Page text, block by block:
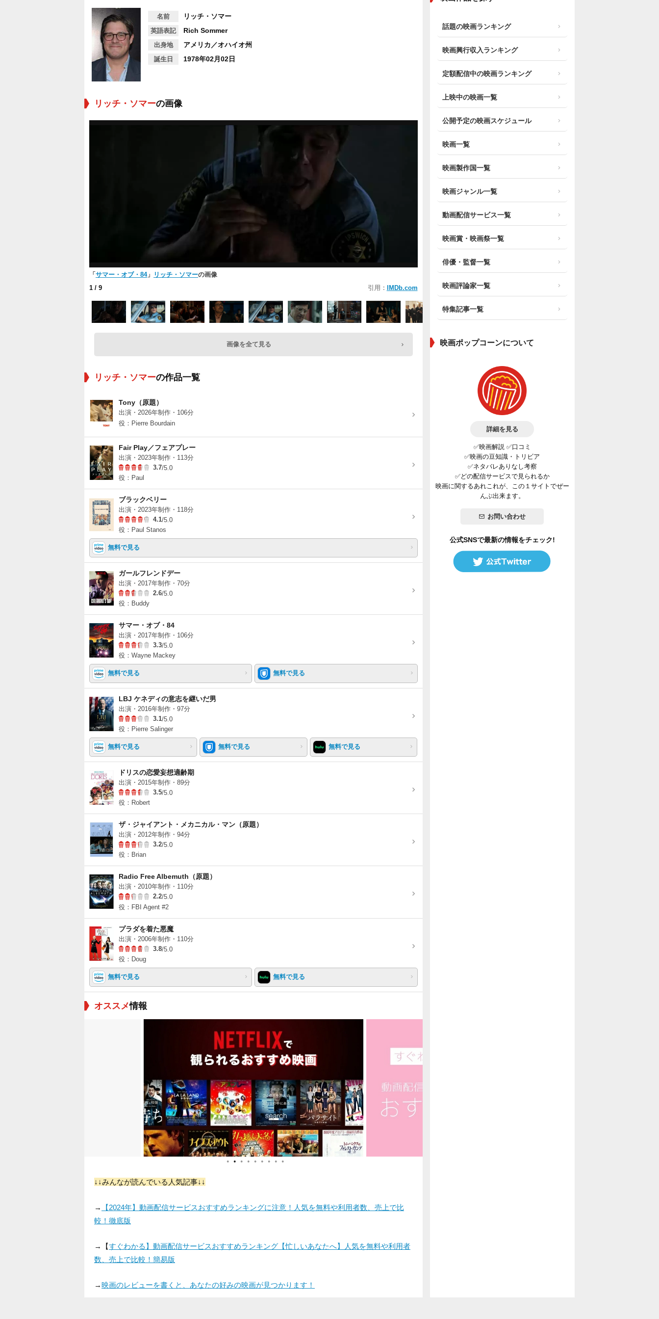
名前 リッチ・ソマー
英語表記 Rich Sommer
出身地 アメリカ／オハイオ州
誕生日 1978年02月02日
リッチ・ソマーの画像
「 サマー・オブ・84」 リッチ・ソマーの画像
1 / 9 引用： IMDb.com
画像を全て見る
リッチ・ソマーの作品一覧
Tony（原題）
出演・2026年制作・106分
役：Pierre Bourdain
Fair Play／フェアプレー
出演・2023年制作・113分
3.7/5.0
役：Paul
ブラックベリー
出演・2023年制作・118分
4.1/5.0
役：Paul Stanos
無料で見る
ガールフレンドデー
出演・2017年制作・70分
2.6/5.0
役：Buddy
サマー・オブ・84
出演・2017年制作・106分
3.3/5.0
役：Wayne Mackey
無料で見る 無料で見る
LBJ ケネディの意志を継いだ男
出演・2016年制作・97分
3.1/5.0
役：Pierre Salinger
無料で見る 無料で見る 無料で見る
ドリスの恋愛妄想適齢期
出演・2015年制作・89分
3.5/5.0
役：Robert
ザ・ジャイアント・メカニカル・マン（原題）
出演・2012年制作・94分
3.2/5.0
役：Brian
Radio Free Albemuth（原題）
出演・2010年制作・110分
2.2/5.0
役：FBI Agent #2
プラダを着た悪魔
出演・2006年制作・110分
3.8/5.0
役：Doug
無料で見る 無料で見る
オススメ情報
● ● ● ● ● ● ● ● ●
↓↓みんなが読んでいる人気記事↓↓
→
【2024年】動画配信サービスおすすめランキングに注意！人気を無料や利用者数、売上で比
較！徹底版
→【すぐわかる】動画配信サービスおすすめランキング【忙しいあなたへ】人気を無料や利用者
数、売上で比較！簡易版
→映画のレビューを書くと、あなたの好みの映画が見つかります！
話題の映画ランキング
映画興行収入ランキング
定額配信中の映画ランキング
上映中の映画一覧
公開予定の映画スケジュール
映画一覧
映画製作国一覧
映画ジャンル一覧
動画配信サービス一覧
映画賞・映画祭一覧
俳優・監督一覧
映画評論家一覧
特集記事一覧
映画ポップコーンについて
詳細を見る
✅映画解説 ✅口コミ
✅映画の豆知識・トリビア
✅ネタバレありなし考察
✅どの配信サービスで見られるか
映画に関するあれこれが、この１サイトでぜー
んぶ出来ます。
お問い合わせ
公式SNSで最新の情報をチェック!